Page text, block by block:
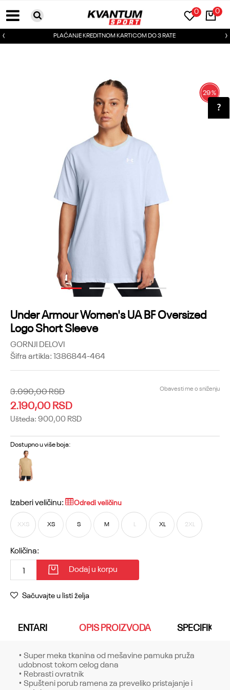
0
0
PLAĆANJE KREDITNOM KARTICOM DO 3 RATE
1 2 3 4
29%
Under Armour Women's UA BF Oversized
Logo Short Sleeve
GORNJI DELOVI
Šifra artikla:1386844-464
3.090,00RSD
2.190,00RSD
Ušteda: 900,00 RSD
Obavesti me o sniženju
Dostupno u više boja:
Izaberi veličinu: Odredi veličinu
XXS XS S M L XL 2XL
Količina:
Dodaj u korpu
Sačuvajte u listi želja
OPIS PROIZVODA
• Super meka tkanina od mešavine pamuka pruža
udobnost tokom celog dana
• Rebrasti ovratnik
• Spušteni porub ramena za preveliko pristajanje i